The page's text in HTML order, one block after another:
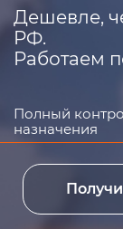
Дешевле,
РФ.
Работаем
Полный
назначения